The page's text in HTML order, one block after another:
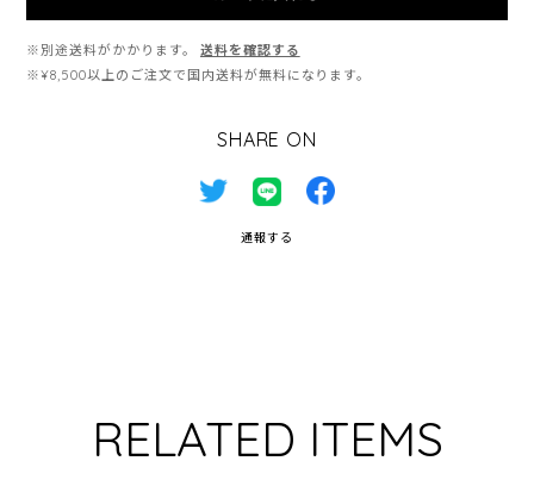
※別途送料がかかります。
送料を確認する
※¥8,500以上のご注文で国内送料が無料になります。
SHARE ON
通報する
RELATED ITEMS